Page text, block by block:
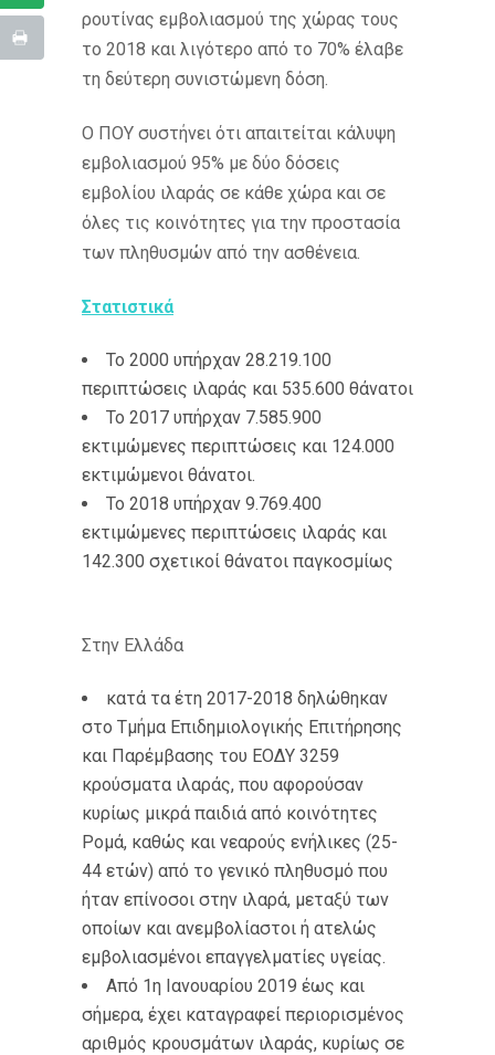
ρουτίνας εμβολιασμού της χώρας τους
το 2018 και λιγότερο από το 70% έλαβε
τη δεύτερη συνιστώμενη δόση.
Ο ΠΟΥ συστήνει ότι απαιτείται κάλυψη
εμβολιασμού 95% με δύο δόσεις
εμβολίου ιλαράς σε κάθε χώρα και σε
όλες τις κοινότητες για την προστασία
των πληθυσμών από την ασθένεια.
Στατιστικά
Το 2000 υπήρχαν 28.219.100
περιπτώσεις ιλαράς και 535.600 θάνατοι
Το 2017 υπήρχαν 7.585.900
εκτιμώμενες περιπτώσεις και 124.000
εκτιμώμενοι θάνατοι.
Το 2018 υπήρχαν 9.769.400
εκτιμώμενες περιπτώσεις ιλαράς και
142.300 σχετικοί θάνατοι παγκοσμίως
Στην Ελλάδα
κατά τα έτη 2017-2018 δηλώθηκαν
στο Τμήμα Επιδημιολογικής Επιτήρησης
και Παρέμβασης του ΕΟΔΥ 3259
κρούσματα ιλαράς, που αφορούσαν
κυρίως μικρά παιδιά από κοινότητες
Ρομά, καθώς και νεαρούς ενήλικες (25-
44 ετών) από το γενικό πληθυσμό που
ήταν επίνοσοι στην ιλαρά, μεταξύ των
οποίων και ανεμβολίαστοι ή ατελώς
εμβολιασμένοι επαγγελματίες υγείας.
Από 1η Ιανουαρίου 2019 έως και
σήμερα, έχει καταγραφεί περιορισμένος
αριθμός κρουσμάτων ιλαράς, κυρίως σε